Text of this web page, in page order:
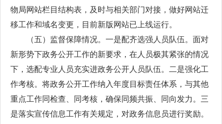
物局网站栏目结构表，及时与相关部门对接，做好网站迁
移工作和域名变更，目前新版网站已上线运行。
（五）监督保障情况。一是配齐选强人员队伍。面对
新形势下政务公开工作的新要求，在人员极其紧张的情况
下，选配专业人员充实进政务公开人员队伍。二是强化工
作考核。将政务公开工作纳入年度目标责任体系，与其他
重点工作同检查、同考核，确保同频共振、同向发力。三
是落实宣传信息工作有关规定，对政务信息员进行奖励。